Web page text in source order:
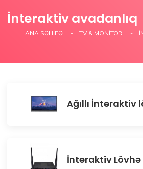
İnteraktiv avadanlıq
ANA SƏHIFƏ TV & MONİTOR
Ağıllı İnteraktiv
İnteraktiv